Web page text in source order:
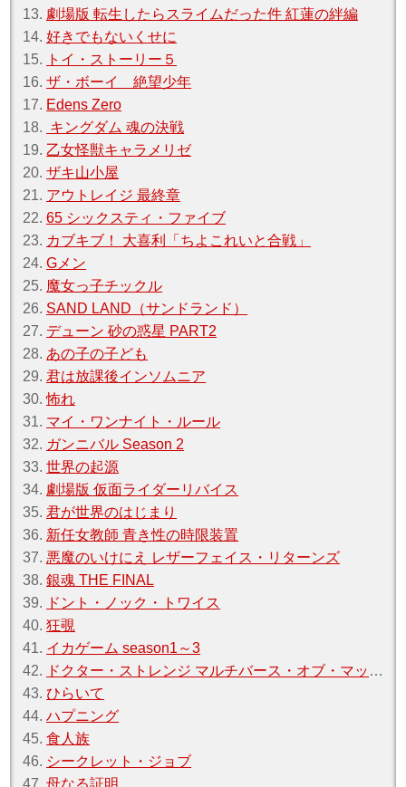
13. 劇場版 転生したらスライムだった件 紅蓮の絆編
14.好きでもないくせに
15.
トイ・ストーリー５
16.ザ・ボーイ 絶望少年
17. Edens Zero
18. キングダム 魂の決戦
19. 乙女怪獣キャラメリゼ
20.ザキ山小屋
21. アウトレイジ 最終章
22.65 シックスティ・ファイブ
23. カブキブ！ 大喜利「ちよこれいと合戦」
24.Gメン
25. 魔女っ子チックル
26. SAND LAND（サンドランド）
27. デューン 砂の惑星 PART2
28. あの子の子ども
29.君は放課後インソムニア
30.怖れ
31. マイ・ワンナイト・ルール
32. ガンニバル Season 2
33.世界の起源
34. 劇場版 仮面ライダーリバイス
35.君が世界のはじまり
36. 新任女教師 青き性の時限装置
37. 悪魔のいけにえ レザーフェイス・リターンズ
38.銀魂 THE FINAL
39. ドント・ノック・トワイス
40.狂覗
41. イカゲーム season1～3
42. ドクター・ストレンジ マルチバース・オブ・マッドネス
43.ひらいて
44.ハプニング
45.食人族
46. シークレット・ジョブ
47.母なる証明